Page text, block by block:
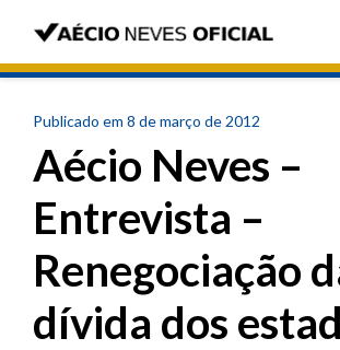
Publicado em 8 de março de 2012
Aécio Neves –
Entrevista –
Renegociação
dívida dos